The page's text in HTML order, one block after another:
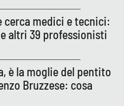
cerca medici e tecnici:
altri 39 professionisti
è la moglie del pentito
Bruzzese: cosa